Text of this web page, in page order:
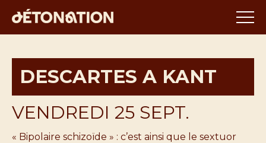
DESCARTES A KANT
VENDREDI 25 SEPT.
« Bipolaire schizoïde » : c’est ainsi que le sextuor